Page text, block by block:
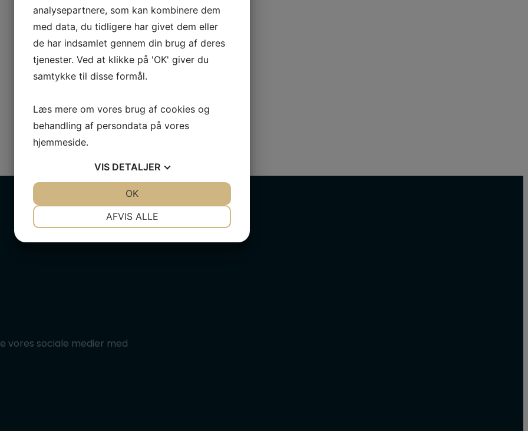
vores sociale medier med
analysepartnere, som kan kombinere dem
med data, du tidligere har givet dem eller
de har indsamlet gennem din brug af deres
tjenester. Ved at klikke på 'OK' giver du
samtykke til disse formål.
Læs mere om vores brug af cookies og
behandling af persondata på vores
hjemmeside.
VIS DETALJER
AFVIS ALLE
OK